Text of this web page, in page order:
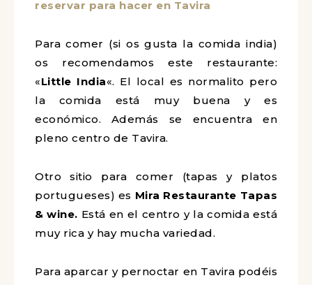
actividades y experiencia que puedes
reservar para hacer en Tavira
Para comer (si os gusta la comida india)
os recomendamos este restaurante:
«Little India«. El local es normalito pero
económico. Además se encuentra en
pleno centro de Tavira.
Otro sitio para comer (tapas y platos
Tapas & wine.Está en el centro y la